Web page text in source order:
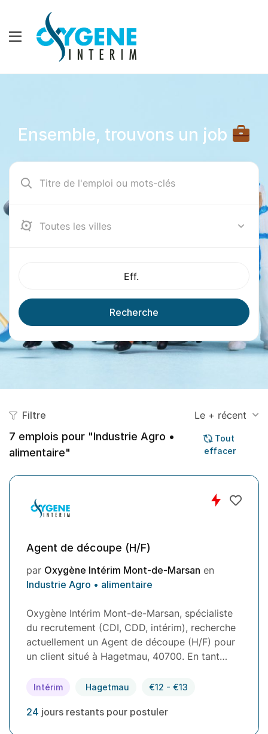
Ensemble, trouvons un job
12000
Eff.
Recherche
Filtre Le + récent
7 emplois pour "Industrie Agro •
alimentaire"
Tout
effacer
Agent de découpe (H/F)
par Oxygène Intérim Mont-de-Marsan en
Industrie Agro • alimentaire
Oxygène Intérim Mont-de-Marsan, spécialiste
du recrutement (CDI, CDD, intérim), recherche
actuellement un Agent de découpe (H/F) pour
un client situé à Hagetmau, 40700. En tant…
Intérim Hagetmau €12 - €13
24 jours restants pour postuler